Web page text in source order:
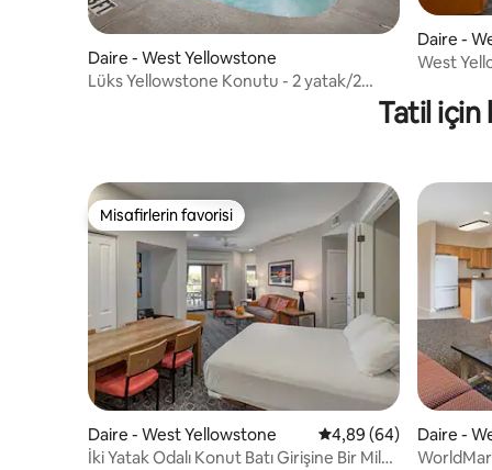
Daire - West Yellowstone
Lüks Yellowstone Konutu - 2 yatak/2
Daire -
West
Tatil için
Misafirlerin favorisi
Misafirlerin favorisi
Daire - West Yellowstone 5 üzerinden ortalama
4,89 (64)
İki Yatak Odalı Konut Batı Girişine Bir Mil
Daire -